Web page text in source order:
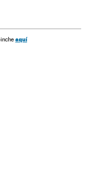
Governo
aquí